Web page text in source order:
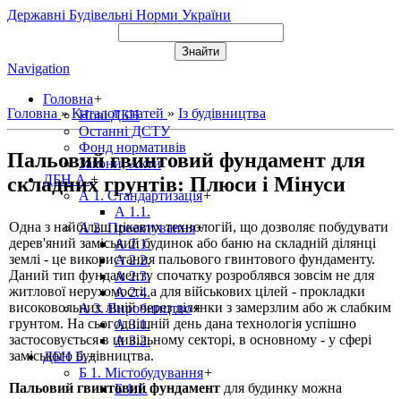
Державні Будівельні Норми України
Navigation
Головна+
Нові ДБН
Останні ДСТУ
Фонд нормативів
Закони, Акти
ДБН А.+
А 1. Стандартизація+
А 1.1.
А 2. Проектування+
А 2.1.
А 2.2.
А 2.3.
А 2.4.
А 3. Виробництво+
А 3.1.
А 3.2.
ДБН Б.+
Б 1. Містобудування+
Б 1.1.
Головна » Каталог статей » Із будівництва
Пальовий гвинтовий фундамент для
складних грунтів: Плюси і Мінуси
Одна з найбільш цікавих технологій, що дозволяє побудувати
дерев'яний заміський будинок або баню на складній ділянці
землі - це використання пальового гвинтового фундаменту.
Даний тип фундаменту спочатку розроблявся зовсім не для
житлової нерухомості, а для військових цілей - прокладки
високовольних ліній через ділянки з замерзлим або ж слабким
грунтом. На сьогоднішній день дана технологія успішно
застосовується в цивільному секторі, в основному - у сфері
заміського будівництва.
Пальовий гвинтовий фундамент для будинку можна